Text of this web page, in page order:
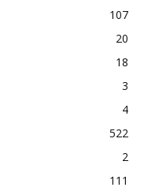
107
20
18
3
4
522
2
111